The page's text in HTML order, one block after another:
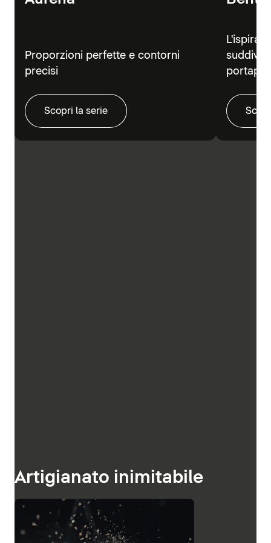
Proporzioni perfette e contorni
precisi
Scopri la serie
Artigianato inimitabile